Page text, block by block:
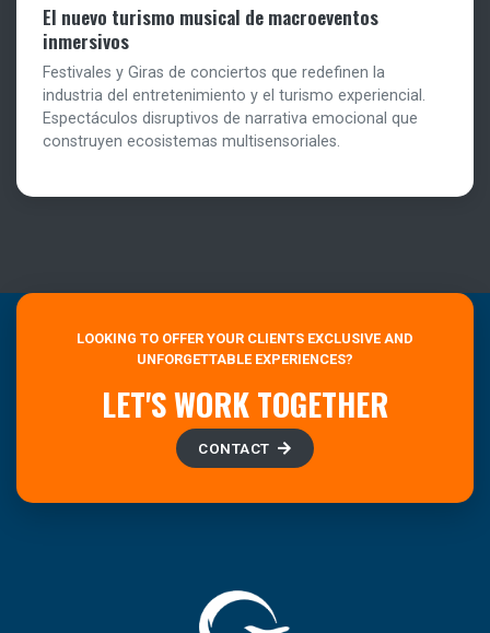
El nuevo turismo musical de macroeventos
inmersivos
Festivales y Giras de conciertos que redefinen la
industria del entretenimiento y el turismo experiencial.
Espectáculos disruptivos de narrativa emocional que
construyen ecosistemas multisensoriales.
LOOKING TO OFFER YOUR CLIENTS EXCLUSIVE AND
UNFORGETTABLE EXPERIENCES?
LET'S WORK TOGETHER
CONTACT